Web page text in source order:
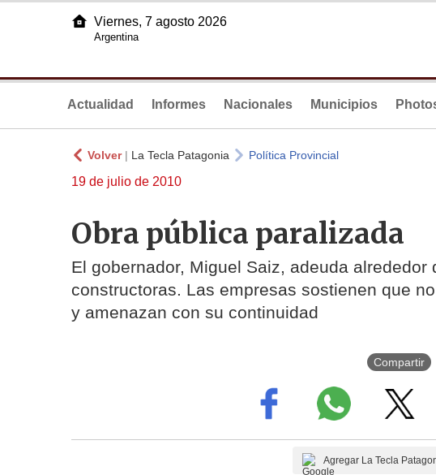
Viernes, 7 agosto 2026
Argentina
Actualidad Informes Nacionales Municipios
Volver| La Tecla Patagonia Política Provincial
19 de julio de 2010
Obra pública paralizada
El gobernador, Miguel Saiz, adeuda
constructoras. Las empresas sostienen que
y amenazan con su continuidad
Compartir
Agregar La Tecla